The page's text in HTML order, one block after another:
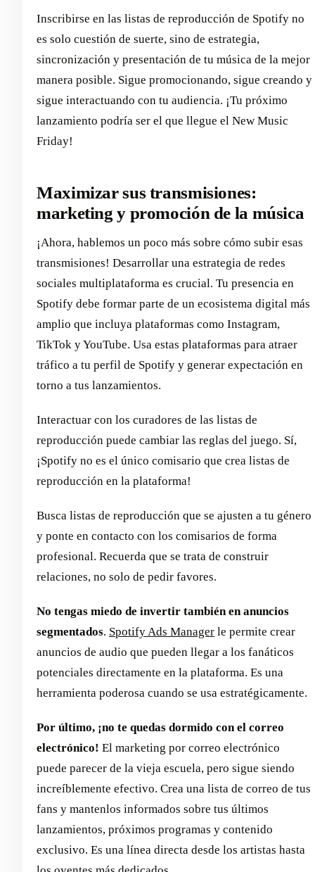
Inscribirse en las listas de reproducción de Spotify no
es solo cuestión de suerte, sino de estrategia,
sincronización y presentación de tu música de la mejor
manera posible. Sigue promocionando, sigue creando y
sigue interactuando con tu audiencia. ¡Tu próximo
lanzamiento podría ser el que llegue el New Music
Friday!
Maximizar sus transmisiones:
marketing y promoción de la música
¡Ahora, hablemos un poco más sobre cómo subir esas
transmisiones! Desarrollar una estrategia de redes
sociales multiplataforma es crucial. Tu presencia en
Spotify debe formar parte de un ecosistema digital más
amplio que incluya plataformas como Instagram,
TikTok y YouTube. Usa estas plataformas para atraer
tráfico a tu perfil de Spotify y generar expectación en
torno a tus lanzamientos.
Interactuar con los curadores de las listas de
reproducción puede cambiar las reglas del juego. Sí,
¡Spotify no es el único comisario que crea listas de
reproducción en la plataforma!
Busca listas de reproducción que se ajusten a tu género
y ponte en contacto con los comisarios de forma
profesional. Recuerda que se trata de construir
relaciones, no solo de pedir favores.
No tengas miedo de invertir también en anuncios
segmentados. Spotify Ads Manager le permite crear
anuncios de audio que pueden llegar a los fanáticos
potenciales directamente en la plataforma. Es una
herramienta poderosa cuando se usa estratégicamente.
Por último, ¡no te quedas dormido con el correo
electrónico! El marketing por correo electrónico
puede parecer de la vieja escuela, pero sigue siendo
increíblemente efectivo. Crea una lista de correo de tus
fans y mantenlos informados sobre tus últimos
lanzamientos, próximos programas y contenido
exclusivo. Es una línea directa desde los artistas hasta